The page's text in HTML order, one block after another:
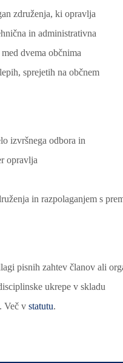
združenja, ki opravlja
in administrativna
dvema občnima
sprejetih na občnem
izvršnega odbora in
opravlja
in razpolaganjem s
pisnih zahtev članov ali
ukrepe v skladu
Več v statutu.